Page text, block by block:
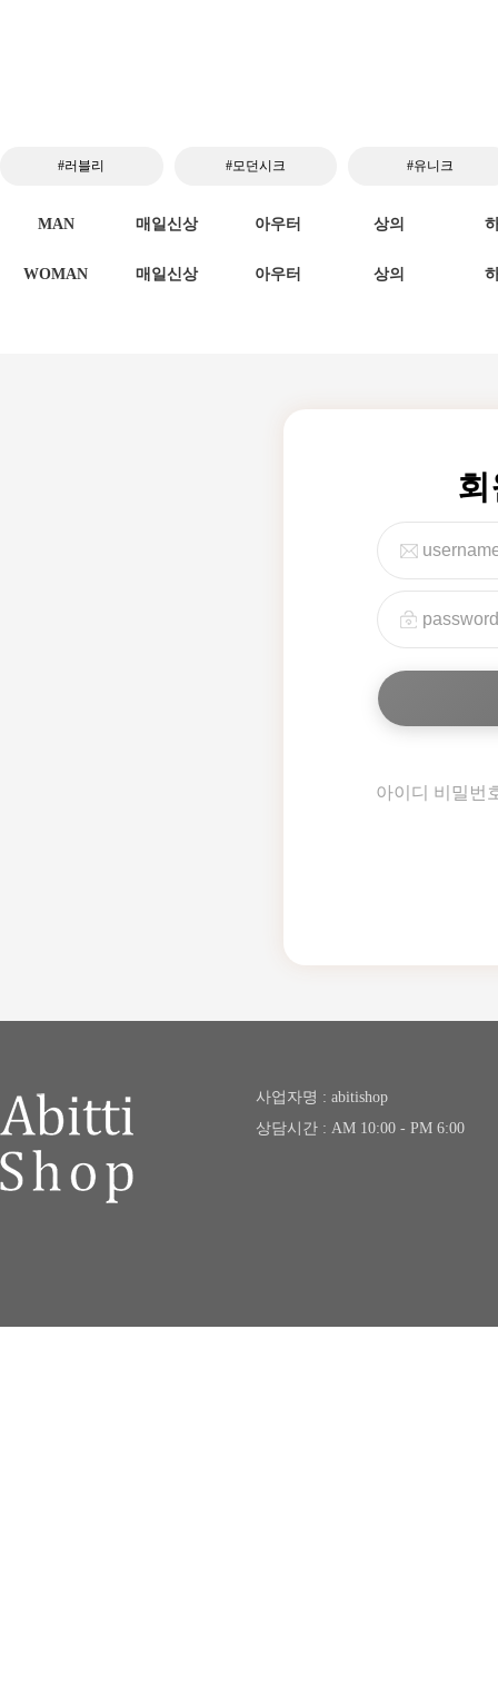
#러블리 #모던시크 #유니크
MAN 매일신상 아우터 상의
WOMAN 매일신상 아우터 상의
아이디 비밀번
사업자명 : abitishop
상담시간 : AM 10:00 - PM 6:00